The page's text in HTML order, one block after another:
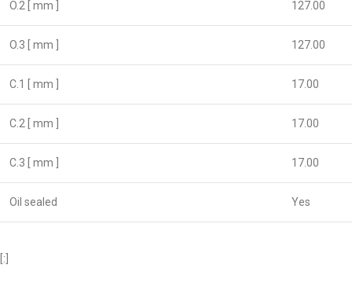
O.2 [ mm ] 127.00
O.3 [ mm ] 127.00
C.1 [ mm ] 17.00
C.2 [ mm ] 17.00
C.3 [ mm ] 17.00
Oil sealed Yes
[:]